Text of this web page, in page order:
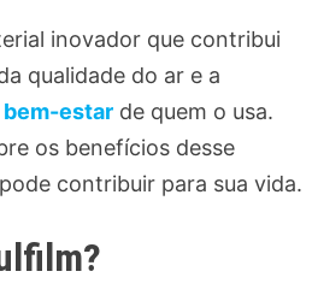
inovador que contribui
qualidade do ar e a
bem-estarde quem o usa.
os benefícios desse
contribuir para sua vida.